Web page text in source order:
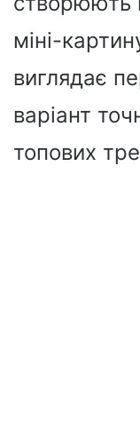
міні-
виглядає
варіант
топових